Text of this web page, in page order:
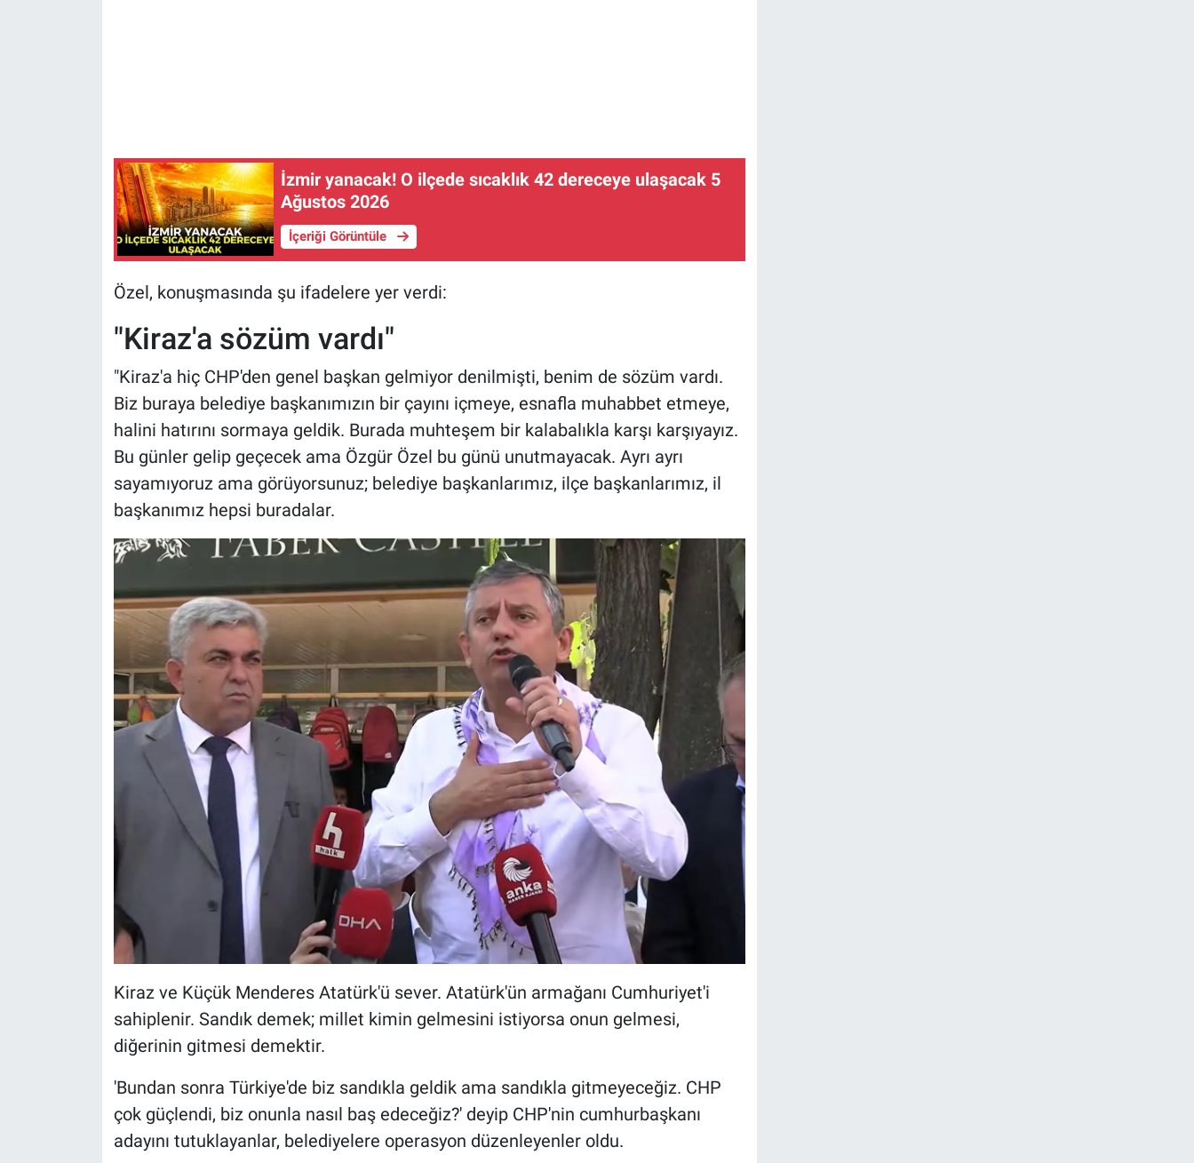
İzmir yanacak! O ilçede sıcaklık 42 dereceye ulaşacak 5
Ağustos 2026
İçeriği Görüntüle
Özel, konuşmasında şu ifadelere yer verdi:
"Kiraz'a sözüm vardı"
"Kiraz'a hiç CHP'den genel başkan gelmiyor denilmişti, benim de sözüm vardı.
Biz buraya belediye başkanımızın bir çayını içmeye, esnafla muhabbet etmeye,
halini hatırını sormaya geldik. Burada muhteşem bir kalabalıkla karşı karşıyayız.
Bu günler gelip geçecek ama Özgür Özel bu günü unutmayacak. Ayrı ayrı
sayamıyoruz ama görüyorsunuz; belediye başkanlarımız, ilçe başkanlarımız, il
başkanımız hepsi buradalar.
Kiraz ve Küçük Menderes Atatürk'ü sever. Atatürk'ün armağanı Cumhuriyet'i
sahiplenir. Sandık demek; millet kimin gelmesini istiyorsa onun gelmesi,
diğerinin gitmesi demektir.
'Bundan sonra Türkiye'de biz sandıkla geldik ama sandıkla gitmeyeceğiz. CHP
çok güçlendi, biz onunla nasıl baş edeceğiz?' deyip CHP'nin cumhurbaşkanı
adayını tutuklayanlar, belediyelere operasyon düzenleyenler oldu.